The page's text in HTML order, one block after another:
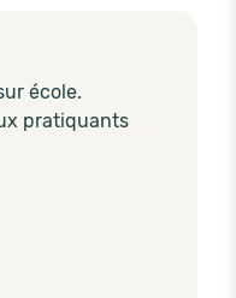
école.
pratiquants